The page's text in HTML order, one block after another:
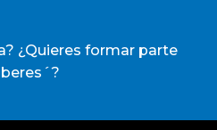
¿Quieres formar parte